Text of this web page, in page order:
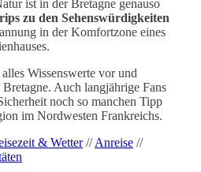
ist in der Bretagne genauso
zu den Sehenswürdigkeiten
in der Komfortzone eines
Wissenswerte vor und
Auch langjährige Fans
noch so manchen Tipp
im Nordwesten Frankreichs.
& Wetter//Anreise //